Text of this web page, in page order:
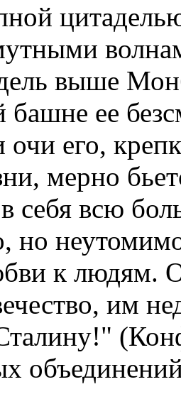
выше
башне ее
его,
мерно
себя всю
но
к людям.
им